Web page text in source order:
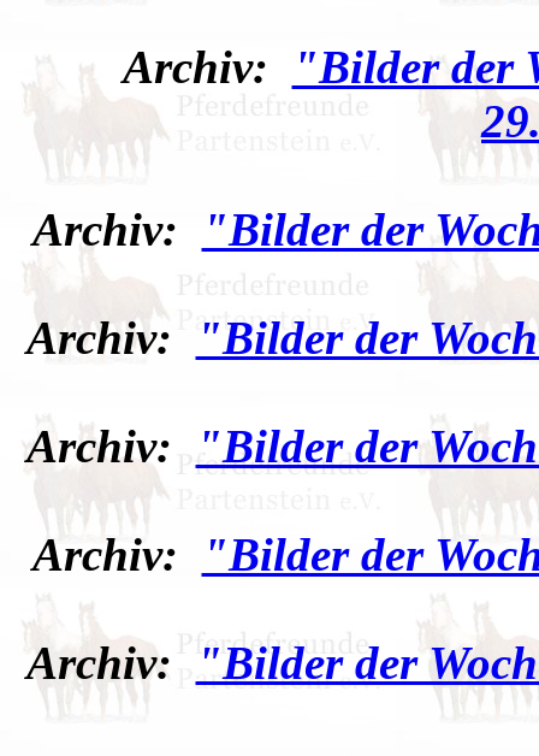
Archiv:
"Bilder der
Archiv: "Bilder der
Archiv: "Bilder der
Archiv: "Bilder der
Archiv: "Bilder der
Archiv: "Bilder der